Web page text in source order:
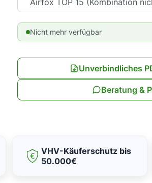
Nicht mehr verfügbar
Unverbindliches
Beratung &
VHV-Käuferschutz bis
50.000€